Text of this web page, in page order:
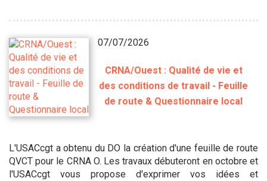
07/07/2026
CRNA/Ouest : Qualité de vie et
des conditions de travail - Feuille
de route & Questionnaire local
L'USACcgt a obtenu du DO la création d'une feuille de route
QVCT pour le CRNA O. Les travaux débuteront en octobre et
l'USACcgt vous propose d'exprimer vos idées et